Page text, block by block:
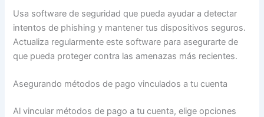
Usa software de seguridad que pueda ayudar a detectar
intentos de phishing y mantener tus dispositivos seguros.
Actualiza regularmente este software para asegurarte de
que pueda proteger contra las amenazas más recientes.
Asegurando métodos de pago vinculados a tu cuenta
Al vincular métodos de pago a tu cuenta, elige opciones